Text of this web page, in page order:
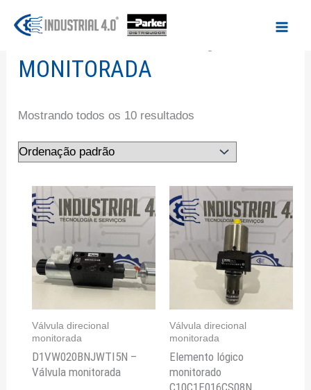
para
conteúdo
MONITORADA
Mostrando todos os 10 resultados
Válvula direcional
monitorada
D1VW020BNJWTI5N –
Válvula monitorada
Válvula direcional
monitorada
Elemento lógico
monitorado
C10C1E016CS08N